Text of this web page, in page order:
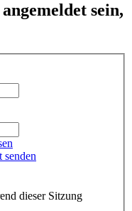
sein,
dieser Sitzung